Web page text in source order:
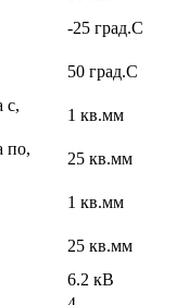
-25 град.C
50 град.C
с,
1 кв.мм
по,
25 кв.мм
1 кв.мм
25 кв.мм
6.2 кВ